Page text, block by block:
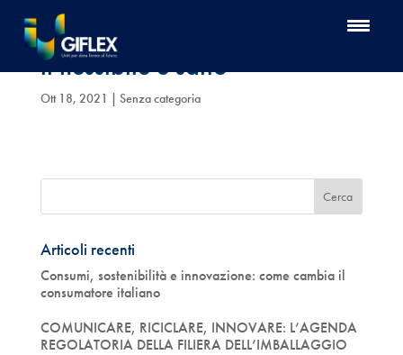
ll flessibile è sano
Ott 18, 2021 | Senza categoria
Articoli recenti
Consumi, sostenibilità e innovazione: come cambia il
consumatore italiano
COMUNICARE, RICICLARE, INNOVARE: L’AGENDA
REGOLATORIA DELLA FILIERA DELL’IMBALLAGGIO